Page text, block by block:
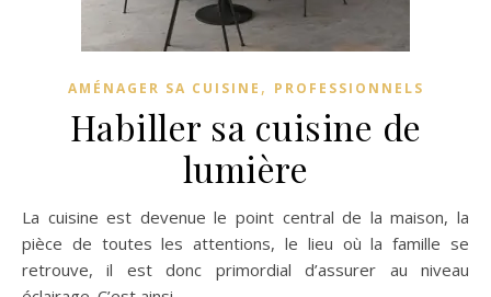
AMÉNAGER SA CUISINE , PROFESSIONNELS
Habiller sa cuisine de
lumière
La cuisine est devenue le point central de la maison, la
pièce de toutes les attentions, le lieu où la famille se
retrouve, il est donc primordial d’assurer au niveau